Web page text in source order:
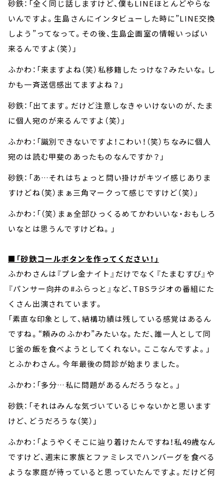
砂鉄：「全く同じ話しますけど、僕もLINEほとんどやらな
いんですよ。生島さんにインタビューした時に”LINE交換
しよう”ってなって。その後、生島企画室の情報いっぱい
来るんですよ（笑）」
ふかわ：「来ますよね（笑）私移籍したっけな？みたいな。し
かも一斉送信感出てますよね？」
砂鉄：「出てます。だけど注意しなきゃいけないのが、たま
に個人宛のが来るんですよ（笑）」
ふかわ：「識別できないですよ！こわい！（笑）ちなみに個人
宛のは読む甲斐のあったものなんですか？」
砂鉄：「あ…それはちょっと問い掛けがキツイ感じありま
すけどね（笑）まぁ三角マークって感じですけど（笑）」
ふかわ：「（笑）まぁ全部ひっくるめてかわいいな・おもしろ
いなとは思うんですけどね。」
■「砂鉄コールボタンを作ってください！」
ふかわさんは『プレ金ナイト』だけでなく『たまむすび』や
『パンサー向井の#ふらっと』など、TBSラジオの番組にた
くさん出演されています。
「素直な印象として、結構功績は残している感覚はあるん
ですね。“頼みのふかわ”みたいな。ただ、誰一人として同
じ釜の飯を食べようとしてくれない。ここなんですよ。」
とふかわさん。今年最後の問診が始まりました。
ふかわ：「多分…私に問題があるんだろうなと。」
砂鉄：「それはみんな気づいているじゃないかと思います
けど、どうだろうな（笑）」
ふかわ：「ようやくそこに辿り着けたんですね！私49歳なん
ですけど、週末に家族とファミレスでハンバーグを食べる
ような家庭が待っていると思っていたんですよ。だけど何